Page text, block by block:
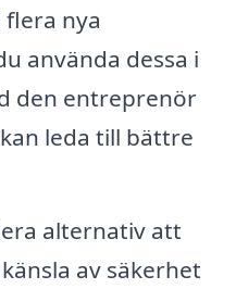
flera nya
använda dessa i
den entreprenör
leda till bättre
alternativ att
av säkerhet